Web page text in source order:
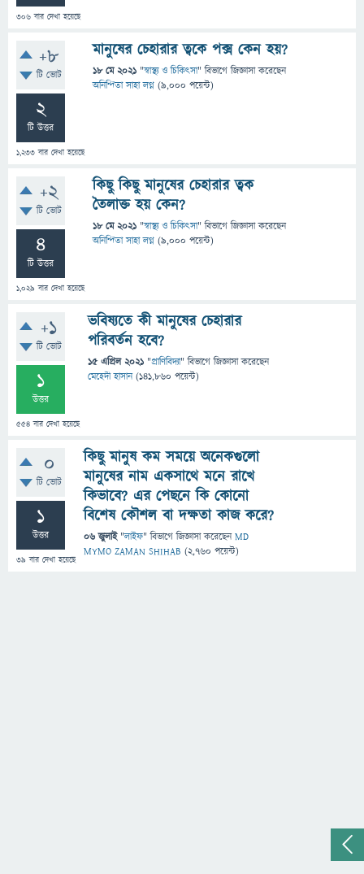
306 বার দেখা হয়েছে
+8
টি ভোট
2
টি উত্তর
1,233 বার দেখা হয়েছে
মানুষের চেহারার ত্বকে পক্স কেন হয়?
18 মে 2021 "স্বাস্থ্য ও চিকিৎসা" বিভাগে জিজ্ঞাসাকরেছেন
অনিন্দিতা সাহা লগ্ন (9,000 পয়েন্ট)
+2
টি ভোট
4
টি উত্তর
1,029 বার দেখা হয়েছে
কিছু কিছু মানুষের চেহারার ত্বক
তৈলাক্ত হয় কেন?
18 মে 2021 "স্বাস্থ্য ও চিকিৎসা" বিভাগে জিজ্ঞাসাকরেছেন
অনিন্দিতা সাহা লগ্ন (9,000 পয়েন্ট)
+1
টি ভোট
1
উত্তর
554 বার দেখা হয়েছে
ভবিষ্যতে কী মানুষের চেহারার
পরিবর্তন হবে?
15 এপ্রিল 2021 "প্রাণিবিদ্যা" বিভাগে জিজ্ঞাসাকরেছেন
মেহেদী হাসান (141,860 পয়েন্ট)
0
টি ভোট
1
উত্তর
39 বার দেখা হয়েছে
কিছু মানুষ কম সময়ে অনেকগুলো
মানুষের নাম একসাথে মনে রাখে
কিভাবে? এর পেছনে কি কোনো
বিশেষ কৌশল বা দক্ষতা কাজ করে?
06 জুলাই "লাইফ" বিভাগে জিজ্ঞাসাকরেছেনMD
MYMO ZAMAN SHIHAB (2,760 পয়েন্ট)